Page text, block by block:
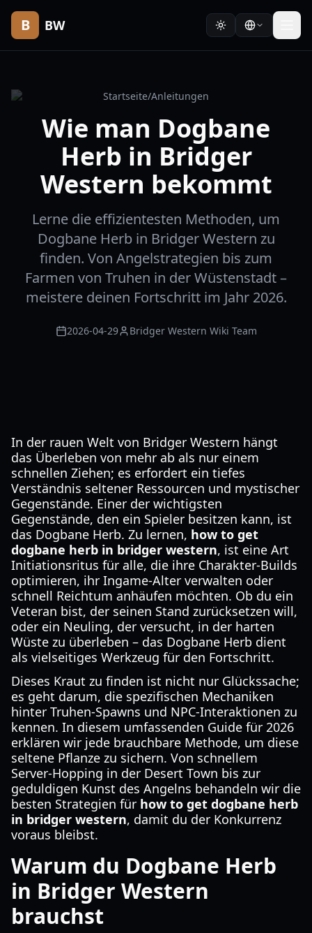
B BW
Startseite/Anleitungen
Wie man Dogbane
Herb in Bridger
Western bekommt
Lerne die effizientesten Methoden, um
Dogbane Herb in Bridger Western zu
finden. Von Angelstrategien bis zum
Farmen von Truhen in der Wüstenstadt –
meistere deinen Fortschritt im Jahr 2026.
2026-04-29 Bridger Western Wiki Team
In der rauen Welt von Bridger Western hängt
das Überleben von mehr ab als nur einem
schnellen Ziehen; es erfordert ein tiefes
Verständnis seltener Ressourcen und mystischer
Gegenstände. Einer der wichtigsten
Gegenstände, den ein Spieler besitzen kann, ist
das Dogbane Herb. Zu lernen, how to get
dogbane herb in bridger western, ist eine Art
Initiationsritus für alle, die ihre Charakter-Builds
optimieren, ihr Ingame-Alter verwalten oder
schnell Reichtum anhäufen möchten. Ob du ein
Veteran bist, der seinen Stand zurücksetzen will,
oder ein Neuling, der versucht, in der harten
Wüste zu überleben – das Dogbane Herb dient
als vielseitiges Werkzeug für den Fortschritt.
Dieses Kraut zu finden ist nicht nur Glückssache;
es geht darum, die spezifischen Mechaniken
hinter Truhen-Spawns und NPC-Interaktionen zu
kennen. In diesem umfassenden Guide für 2026
erklären wir jede brauchbare Methode, um diese
seltene Pflanze zu sichern. Von schnellem
Server-Hopping in der Desert Town bis zur
geduldigen Kunst des Angelns behandeln wir die
besten Strategien für how to get dogbane herb
in bridger western, damit du der Konkurrenz
voraus bleibst.
Warum du Dogbane Herb
in Bridger Western
brauchst